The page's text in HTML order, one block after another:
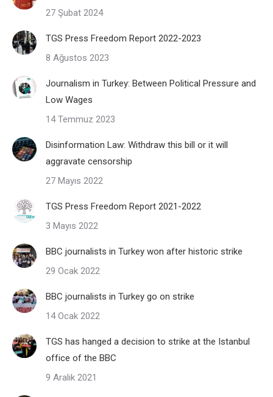
27 Şubat 2024
TGS Press Freedom Report 2022-2023
8 Ağustos 2023
Journalism in Turkey: Between Political Pressure and
Low Wages
14 Temmuz 2023
Disinformation Law: Withdraw this bill or it will
aggravate censorship
27 Mayıs 2022
TGS Press Freedom Report 2021-2022
3 Mayıs 2022
BBC journalists in Turkey won after historic strike
29 Ocak 2022
BBC journalists in Turkey go on strike
14 Ocak 2022
TGS has hanged a decision to strike at the Istanbul
office of the BBC
9 Aralık 2021